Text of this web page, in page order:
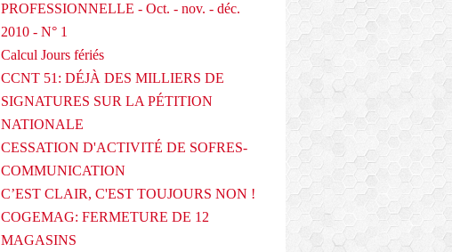
PROFESSIONNELLE - Oct. - nov. - déc.
2010 - N° 1
Calcul Jours fériés
CCNT 51: DÉJÀ DES MILLIERS DE
SIGNATURES SUR LA PÉTITION
NATIONALE
CESSATION D'ACTIVITÉ DE SOFRES-
COMMUNICATION
C’EST CLAIR, C'EST TOUJOURS NON !
COGEMAG: FERMETURE DE 12
MAGASINS